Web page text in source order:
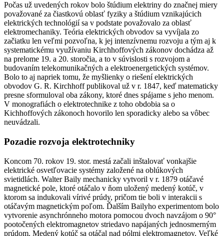
Počas už uvedených rokov bolo štúdium elektriny do značnej miery
považované za čiastkovú oblasť fyziky a štúdium vznikajúcich
elektrických technológií sa v podstate považovalo za oblasť
elektromechaniky. Teória elektrických obvodov sa vyvíjala zo
začiatku len veľmi pozvoľna, k jej intenzívnemu rozvoju a tým aj k
systematickému využívaniu Kirchhoffových zákonov dochádza až
na prelome 19. a 20. storočia, a to v súvislosti s rozvojom a
budovaním telekomunikačných a elektroenergetických systémov.
Bolo to aj napriek tomu, že myšlienky o riešení elektrických
obvodov G. R. Kirchhoff publikoval už v r. 1847, keď matematicky
presne sformuloval oba zákony, ktoré dnes spájame s jeho menom.
V monografiách o elektrotechnike z toho obdobia sa o
Kichhoffových zákonoch hovorilo len sporadicky alebo sa vôbec
neuvádzali.
Pozadie rozvoja elektrotechniky
Koncom 70. rokov 19. stor. mestá začali inštalovať vonkajšie
elektrické osvetľovacie systémy založené na oblúkových
svietidlách. Walter Baily mechanicky vytvoril v r. 1879 otáčavé
magnetické pole, ktoré otáčalo v ňom uložený medený kotúč, v
ktorom sa indukovali vírivé prúdy, pričom tie boli v interakcii s
otáčavým magnetickým poľom. Ďalším Bailyho experimentom bolo
vytvorenie asynchrónneho motora pomocou dvoch navzájom o 90°
pootočených elektromagnetov striedavo napájaných jednosmerným
prúdom. Medený kotúč sa otáčal nad pólmi elektromagnetov. Veľké